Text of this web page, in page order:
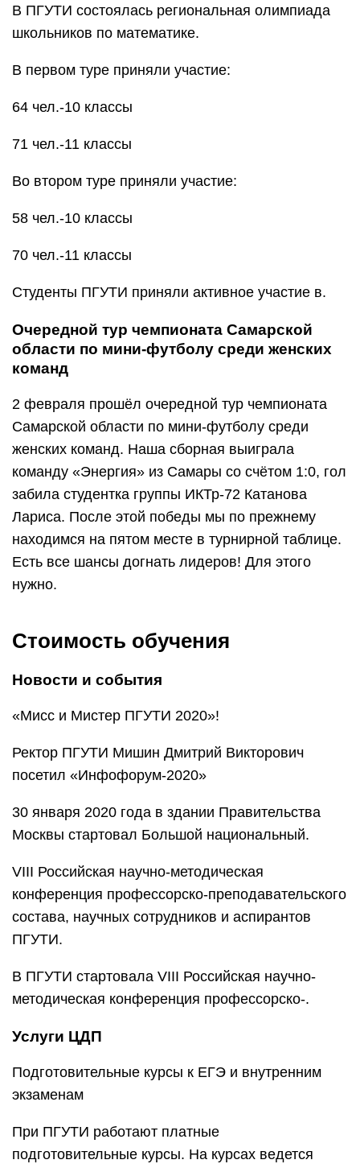
В ПГУТИ состоялась региональная олимпиада
школьников по математике.
В первом туре приняли участие:
64 чел.-10 классы
71 чел.-11 классы
Во втором туре приняли участие:
58 чел.-10 классы
70 чел.-11 классы
Студенты ПГУТИ приняли активное участие в.
Очередной тур чемпионата Самарской
области по мини-футболу среди женских
команд
2 февраля прошёл очередной тур чемпионата
Самарской области по мини-футболу среди
женских команд. Наша сборная выиграла
команду «Энергия» из Самары со счётом 1:0, гол
забила студентка группы ИКТр-72 Катанова
Лариса. После этой победы мы по прежнему
находимся на пятом месте в турнирной таблице.
Есть все шансы догнать лидеров! Для этого
нужно.
Стоимость обучения
Новости и события
«Мисс и Мистер ПГУТИ 2020»!
Ректор ПГУТИ Мишин Дмитрий Викторович
посетил «Инфофорум-2020»
30 января 2020 года в здании Правительства
Москвы стартовал Большой национальный.
VIII Российская научно-методическая
конференция профессорско-преподавательского
состава, научных сотрудников и аспирантов
ПГУТИ.
В ПГУТИ стартовала VIII Российская научно-
методическая конференция профессорско-.
Услуги ЦДП
Подготовительные курсы к ЕГЭ и внутренним
экзаменам
При ПГУТИ работают платные
подготовительные курсы. На курсах ведется